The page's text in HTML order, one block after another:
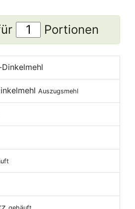
Portionen
Auszugsmehl